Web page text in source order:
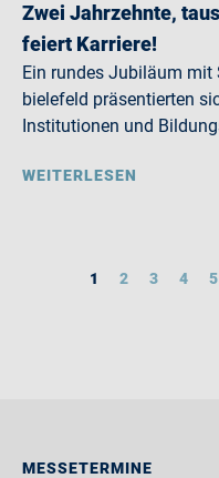
Zwei Jahrzehnte,
feiert Karriere!
Ein rundes Jubiläum
bielefeld präsentierten
Institutionen und
WEITERLESEN
1 2 3 4 5
MESSETERMINE